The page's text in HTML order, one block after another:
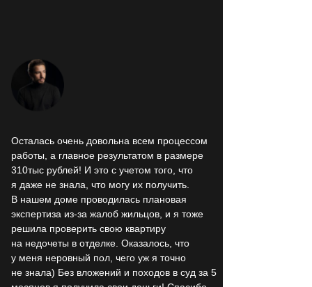
Осталась очень довольна всем процессом
работы, а главное результатом в размере
310тыс рублей! И это с учетом того, что
я даже не знала, что могу их получить.
В нашем доме проводилась плановая
экспертиза из-за жалоб жильцов, и я тоже
решила проверить свою квартиру
на недочеты в отделке. Оказалось, что
у меня неровный пол, чего уж я точно
не знала) Без вложений и походов в суд за 5